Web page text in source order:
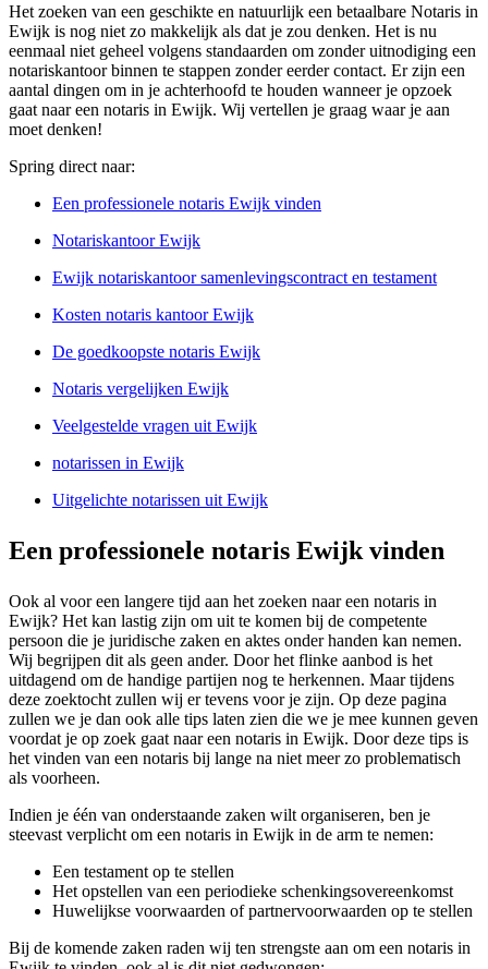
Het zoeken van een geschikte en natuurlijk een betaalbare Notaris in
Ewijk is nog niet zo makkelijk als dat je zou denken. Het is nu
eenmaal niet geheel volgens standaarden om zonder uitnodiging een
notariskantoor binnen te stappen zonder eerder contact. Er zijn een
aantal dingen om in je achterhoofd te houden wanneer je opzoek
gaat naar een notaris in Ewijk. Wij vertellen je graag waar je aan
moet denken!
Spring direct naar:
Een professionele notaris Ewijk vinden
Notariskantoor Ewijk
Ewijk notariskantoor samenlevingscontract en testament
Kosten notaris kantoor Ewijk
De goedkoopste notaris Ewijk
Notaris vergelijken Ewijk
Veelgestelde vragen uit Ewijk
notarissen in Ewijk
Uitgelichte notarissen uit Ewijk
Een professionele notaris Ewijk vinden
Ook al voor een langere tijd aan het zoeken naar een notaris in
Ewijk? Het kan lastig zijn om uit te komen bij de competente
persoon die je juridische zaken en aktes onder handen kan nemen.
Wij begrijpen dit als geen ander. Door het flinke aanbod is het
uitdagend om de handige partijen nog te herkennen. Maar tijdens
deze zoektocht zullen wij er tevens voor je zijn. Op deze pagina
zullen we je dan ook alle tips laten zien die we je mee kunnen geven
voordat je op zoek gaat naar een notaris in Ewijk. Door deze tips is
het vinden van een notaris bij lange na niet meer zo problematisch
als voorheen.
Indien je één van onderstaande zaken wilt organiseren, ben je
steevast verplicht om een notaris in Ewijk in de arm te nemen:
Een testament op te stellen
Het opstellen van een periodieke schenkingsovereenkomst
Huwelijkse voorwaarden of partnervoorwaarden op te stellen
Bij de komende zaken raden wij ten strengste aan om een notaris in